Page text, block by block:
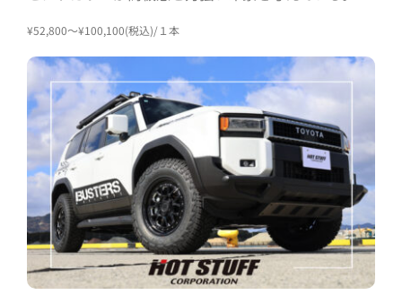
¥52,800～¥100,100(税込)/１本